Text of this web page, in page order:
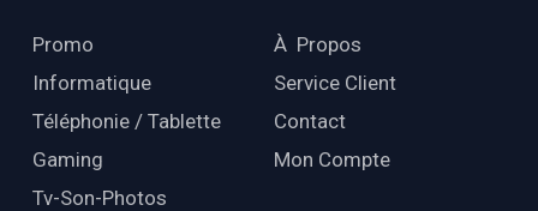
Promo
Informatique
Téléphonie / Tablette
Gaming
Tv-Son-Photos
À Propos
Service Client
Contact
Mon Compte